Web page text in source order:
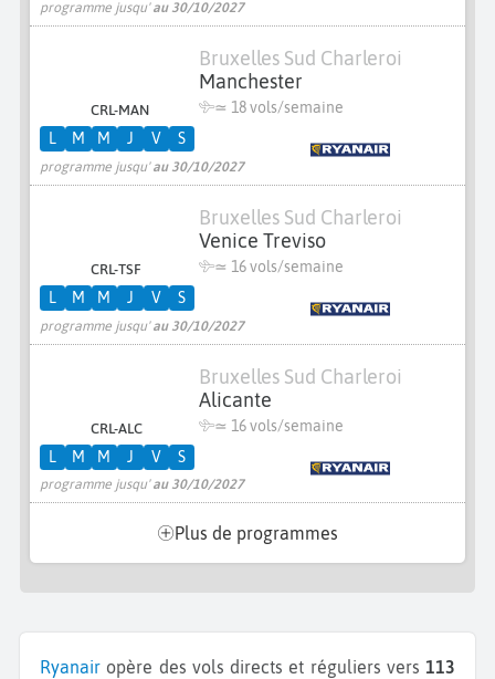
programme jusqu'au 30/10/2027
CRL-MAN
Bruxelles Sud Charleroi
Manchester
≃ 18 vols/semaine
programme jusqu'au 30/10/2027
L M M J V S
CRL-TSF
Bruxelles Sud Charleroi
Venice Treviso
≃ 16 vols/semaine
programme jusqu'au 30/10/2027
L M M J V S
CRL-ALC
Bruxelles Sud Charleroi
Alicante
≃ 16 vols/semaine
programme jusqu'au 30/10/2027
L M M J V S
Plus de programmes
Ryanair opère des vols directs et réguliers vers 113